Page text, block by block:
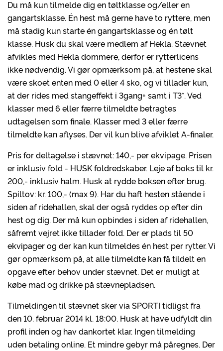
Du må kun tilmelde dig en tøltklasse og/eller en
gangartsklasse. Én hest må gerne have to ryttere, men
må stadig kun starte én gangartsklasse og én tølt
klasse. Husk du skal være medlem af Hekla. Stævnet
afvikles med Hekla dommere, derfor er rytterlicens
ikke nødvendig. Vi gør opmærksom på, at hestene skal
være skoet enten med 0 eller 4 sko, og vi tillader kun,
at der rides med stangeffekt i 3gang+ samt i T3*. Ved
klasser med 6 eller færre tilmeldte betragtes
udtagelsen som finale. Klasser med 3 eller færre
tilmeldte kan aflyses. Der vil kun blive afviklet A-finaler.
Pris for deltagelse i stævnet: 140,- per ekvipage. Prisen
er inklusiv fold - HUSK foldredskaber. Leje af boks til kr.
200,- inklusiv halm. Husk at rydde boksen efter brug.
Spiltov: kr. 100,- (max 9). Har du haft hesten stående i
siden af ridehallen, skal der også ryddes op efter din
hest og dig. Der må kun opbindes i siden af ridehallen,
såfremt vejret ikke tillader fold. Der er plads til 50
ekvipager og der kan kun tilmeldes én hest per rytter. Vi
gør opmærksom på, at alle tilmeldte kan få tildelt en
opgave efter behov under stævnet. Det er muligt at
købe mad og drikke på stævnepladsen.
Tilmeldingen til stævnet sker via SPORTI tidligst fra
den 10. februar 2014 kl. 18:00. Husk at have udfyldt din
profil inden og hav dankortet klar. Ingen tilmelding
uden betaling online. Et mindre gebyr må påregnes. Der